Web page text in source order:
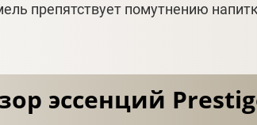
препятствует помутнению
эссенций